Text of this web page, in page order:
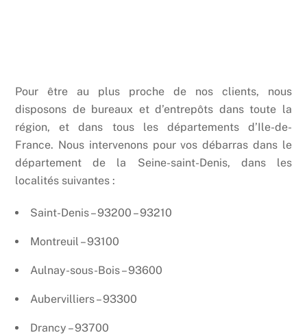
Pour être au plus proche de nos clients, nous
disposons de bureaux et d’entrepôts dans toute la
région, et dans tous les départements d’Ile-de-
France. Nous intervenons pour vos débarras dans le
département de la Seine-saint-Denis, dans les
localités suivantes :
Saint-Denis – 93200 – 93210
Montreuil – 93100
Aulnay-sous-Bois – 93600
Aubervilliers – 93300
Drancy – 93700